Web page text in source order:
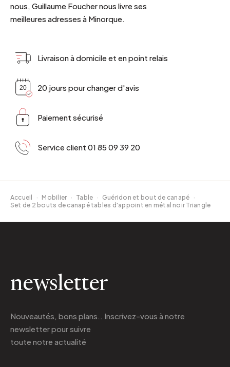
nous, Guillaume Foucher nous livre ses
meilleures adresses à Minorque.
Livraison à domicile et en point relais
20 jours pour changer d'avis
Paiement sécurisé
Service client 01 85 09 39 20
Accueil · Mobilier · Table · Guéridon et bout de canapé ·
Set de 2 bouts de canapé tables d'appoint en métal noir Triangle
newsletter
Nouveautés, bons plans.. Inscrivez-vous à notre
newsletterpour suivre
toute notre actualité